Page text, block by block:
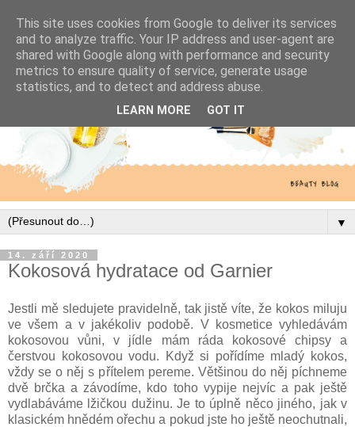
▼
14. září 2020
Kokosová hydratace od Garnier
Jestli mě sledujete pravidelně, tak jistě víte, že kokos miluju
ve všem a v jakékoliv podobě. V kosmetice vyhledávám
kokosovou vůni, v jídle mám ráda kokosové chipsy a
čerstvou kokosovou vodu. Když si pořídíme mladý kokos,
vždy se o něj s přítelem pereme. Většinou do něj píchneme
dvě brčka a závodíme, kdo toho vypije nejvíc a pak ještě
vydlabáváme lžičkou dužinu. Je to úplně něco jiného, jak v
klasickém hnědém ořechu a pokud jste ho ještě neochutnali,
This site uses cookies from Google to deliver its services
and to analyze traffic. Your IP address and user-agent are
shared with Google along with performance and security
metrics to ensure quality of service, generate usage
statistics, and to detect and address abuse.
LEARN MORE GOT IT